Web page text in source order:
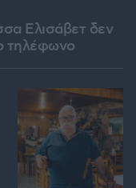
Ελισάβετ δεν
τηλέφωνο